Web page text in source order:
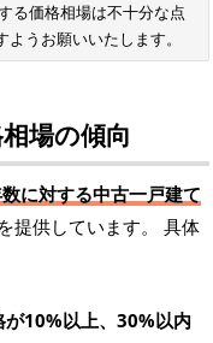
る価格相場は不十分な点
うお願いいたします。
場の傾向
に対する中古一戸建て
提供しています。 具体
が10%以上、30%以内